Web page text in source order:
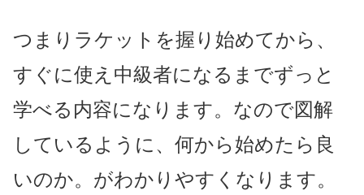
つまりラケットを握り始めてから、
すぐに使え中級者になるまでずっと
学べる内容になります。なので図解
しているように、何から始めたら良
いのか。がわかりやすくなります。